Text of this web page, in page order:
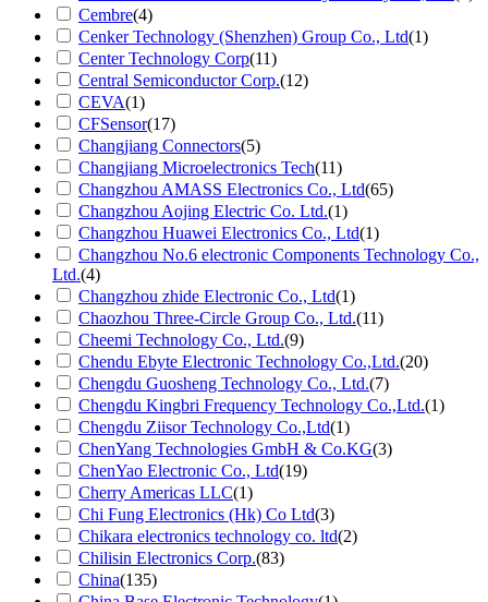
Cembre(4)
Cenker Technology (Shenzhen) Group Co., Ltd(1)
Center Technology Corp(11)
Central Semiconductor Corp.(12)
CEVA(1)
CFSensor(17)
Changjiang Connectors(5)
Changjiang Microelectronics Tech(11)
Changzhou AMASS Electronics Co., Ltd(65)
Changzhou Aojing Electric Co. Ltd.(1)
Changzhou Huawei Electronics Co., Ltd(1)
Changzhou No.6 electronic Components Technology Co.,
Ltd.(4)
Changzhou zhide Electronic Co., Ltd(1)
Chaozhou Three-Circle Group Co., Ltd.(11)
Cheemi Technology Co., Ltd.(9)
Chendu Ebyte Electronic Technology Co.,Ltd.(20)
Chengdu Guosheng Technology Co., Ltd.(7)
Chengdu Kingbri Frequency Technology Co.,Ltd.(1)
Chengdu Ziisor Technology Co.,Ltd(1)
ChenYang Technologies GmbH & Co.KG(3)
ChenYao Electronic Co., Ltd(19)
Cherry Americas LLC(1)
Chi Fung Electronics (Hk) Co Ltd(3)
Chikara electronics technology co. ltd(2)
Chilisin Electronics Corp.(83)
China(135)